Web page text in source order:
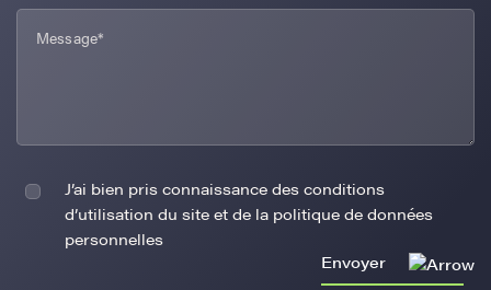
J’ai bien pris connaissance des conditions
d’utilisation du site et de la politique de données
personnelles
Envoyer